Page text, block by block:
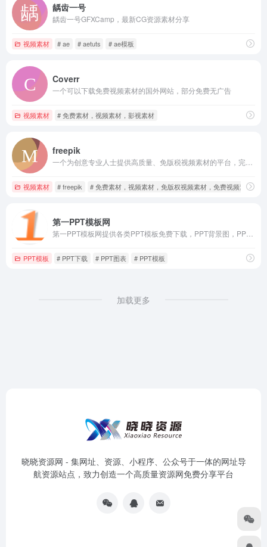
龋齿一号
龋齿一号GFXCamp，最新CG资源素材分享
视频素材 # ae # aetuts # ae模板
Coverr
一个可以下载免费视频素材的国外网站，部分免费无广告
视频素材 # 免费素材，视频素材，影视素材
freepik
视频素材 # freepik # 免费素材，视频素材，免版权视频素材，免费视频素材，
第一PPT模板网
PPT模板 # PPT下载 # PPT图表 # PPT模板
加载更多
晓晓资源网 - 集网址、资源、小程序、公众号于一体的网址导
航资源站点，致力创造一个高质量资源网免费分享平台